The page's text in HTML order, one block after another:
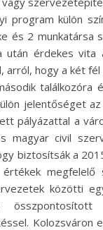
program külön
és 2 munkatársa
után érdekes
arról, hogy a két
találkozóra
jelentőséget
pályázattal a
magyar civil
biztosítsák a
közötti
Kolozsváron